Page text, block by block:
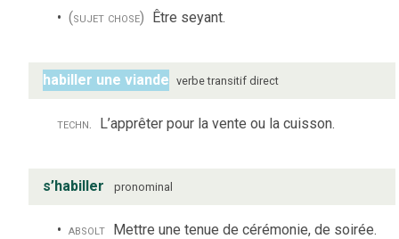
(sujet chose) Être seyant.
habiller une viande verbe transitif direct
techn. L’apprêter pour la vente ou la cuisson.
s’habiller pronominal
absolt Mettre une tenue de cérémonie, de soirée.